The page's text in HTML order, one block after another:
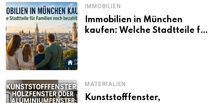
IMMOBILIEN
Immobilien in München
kaufen: Welche Stadtteile für
MATERIALIEN
Kunststofffenster,